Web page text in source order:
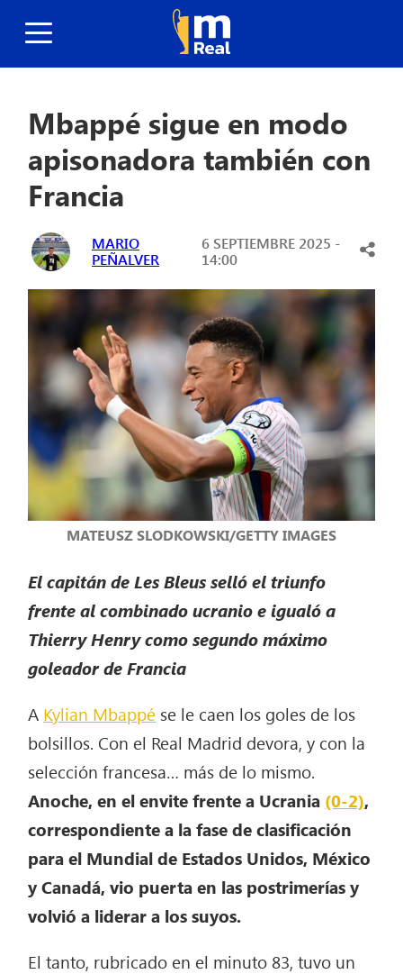
Mbappé sigue en modo
apisonadora también con
Francia
MARIO
PEÑALVER
6 SEPTIEMBRE 2025 -
14:00
MATEUSZ SLODKOWSKI/GETTY IMAGES
El capitán de Les Bleus selló el triunfo
frente al combinado ucranio e igualó a
Thierry Henry como segundo máximo
goleador de Francia
A Kylian Mbappé se le caen los goles de los
bolsillos. Con el Real Madrid devora, y con la
selección francesa… más de lo mismo.
Anoche, en el envite frente a Ucrania (0-2),
correspondiente a la fase de clasificación
para el Mundial de Estados Unidos, México
y Canadá, vio puerta en las postrimerías y
volvió a liderar a los suyos.
El tanto, rubricado en el minuto 83, tuvo un